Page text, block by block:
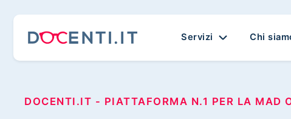
Servizi Chi
DOCENTI.IT - PIATTAFORMA N.1 PER LA MAD